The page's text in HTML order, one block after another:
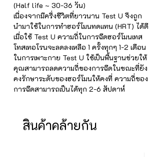
(Half life ~ 30-36 วัน)
เนื่องจากมีครึ่งชีวิตที่ยาวนาน Test U จึงถูก
นำมาใช้ในการทำฮอร์โมนทดแทน (HRT) ได้ดี
เมื่อใช้ Test U ความถี่ในการฉีดฮอร์โมนเทส
โทสเทอโรนจะลดลงเหลือ 1 ครั้งทุกๆ 1-2 เดือน
ในการเพาะกาย Test U ใช้เป็นพื้นฐานช่วยให้
คุณสามารถลดความถี่ของการฉีดในขณะที่ยัง
คงรักษาระดับของฮอร์โมนให้คงที่ ความถี่ของ
การฉีดสามารถเป็นได้ทุก 2-6 สัปดาห์
สินค้าคล้ายกัน